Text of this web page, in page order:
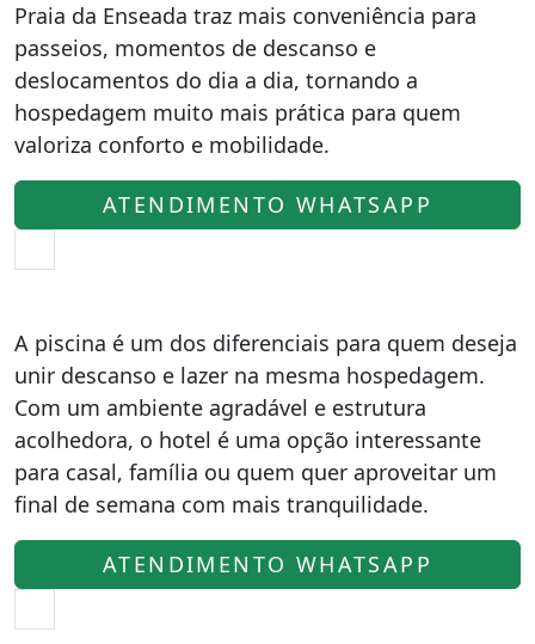
Praia da Enseada traz mais conveniência para
passeios, momentos de descanso e
deslocamentos do dia a dia, tornando a
hospedagem muito mais prática para quem
valoriza conforto e mobilidade.
ATENDIMENTO WHATSAPP
A piscina é um dos diferenciais para quem deseja
unir descanso e lazer na mesma hospedagem.
Com um ambiente agradável e estrutura
acolhedora, o hotel é uma opção interessante
para casal, família ou quem quer aproveitar um
final de semana com mais tranquilidade.
ATENDIMENTO WHATSAPP